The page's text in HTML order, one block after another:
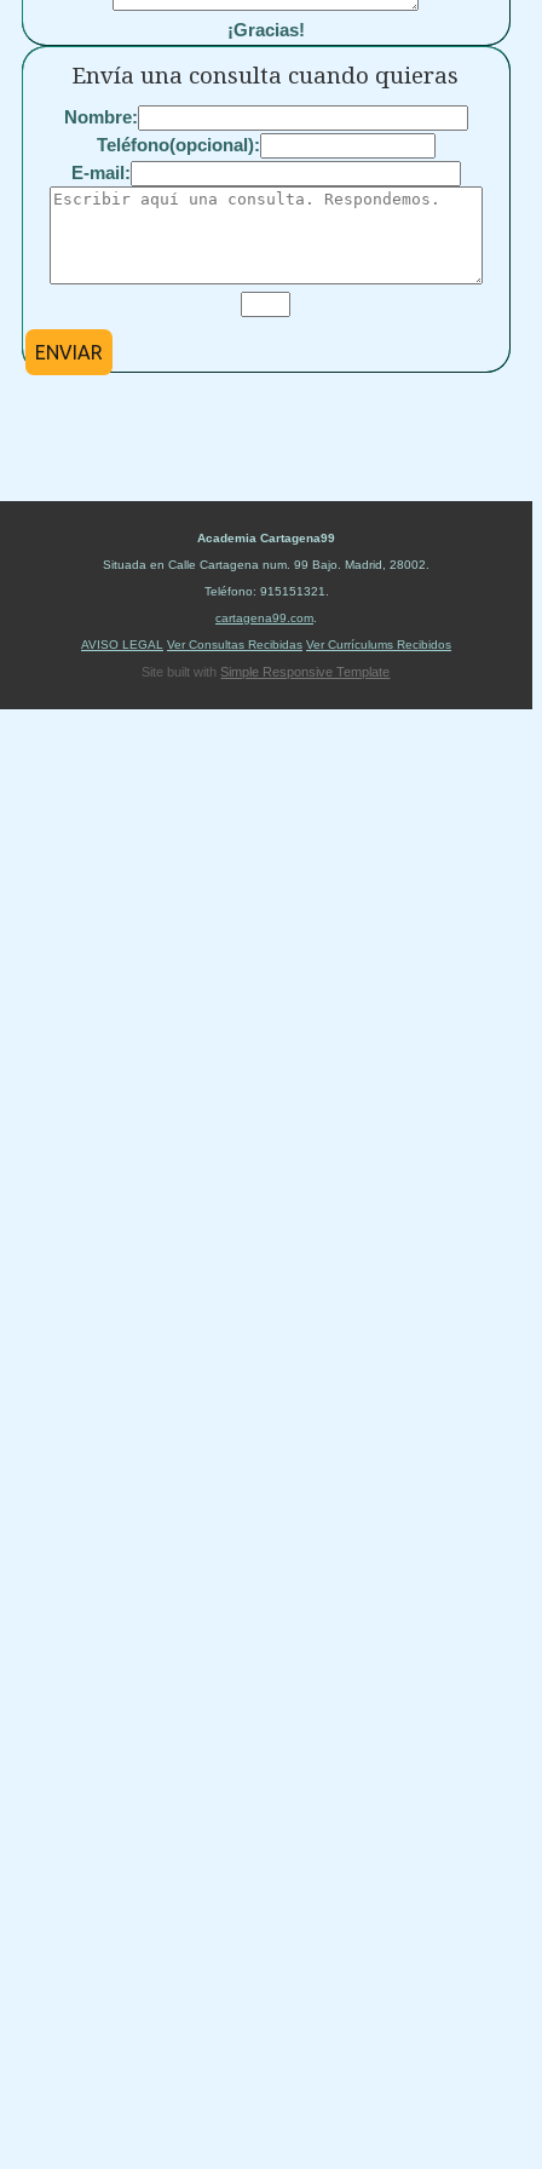
¡Gracias!
Envía una consulta cuando quieras
Nombre:
Teléfono(opcional):
E-mail:
ENVIAR
Academia Cartagena99
Situada en Calle Cartagena num. 99 Bajo Madrid 28002
Teléfono: 915151321
cartagena99.com
AVISO LEGAL
Ver Consultas Recibidas Ver Currículums Recibidos
Site built with Simple Responsive Template